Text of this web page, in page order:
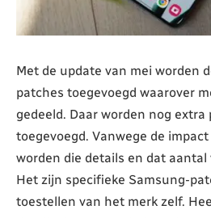
Met de update van mei worden
patches toegevoegd waarover
gedeeld. Daar worden nog extra
toegevoegd. Vanwege de
worden die details en dat aantal
Het zijn specifieke Samsung-
toestellen van het merk zelf.